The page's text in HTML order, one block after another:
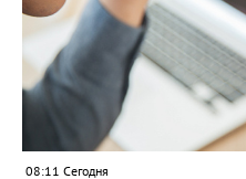
08:11 Сегодня